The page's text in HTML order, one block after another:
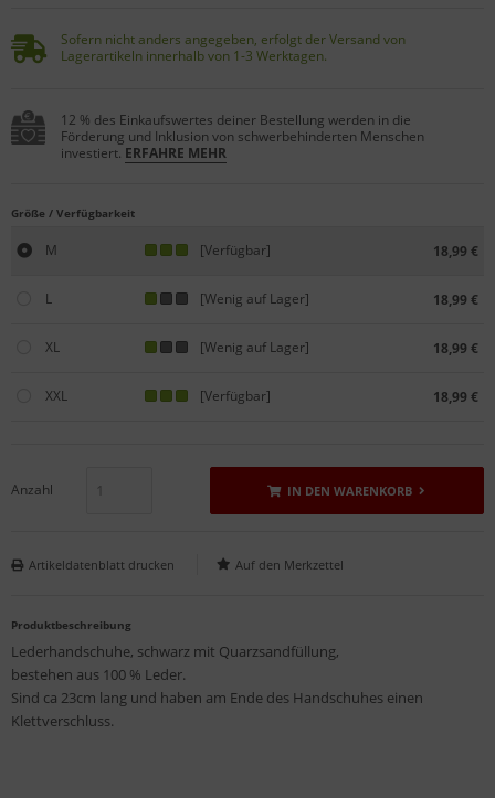
Sofern nicht anders angegeben, erfolgt der Versand von
Lagerartikeln innerhalb von 1-3 Werktagen.
12 % des Einkaufswertes deiner Bestellung werden in die
Förderung und Inklusion von schwerbehinderten Menschen
investiert. ERFAHRE MEHR
Größe / Verfügbarkeit
M [Verfügbar] 18,99 €
L [Wenig auf Lager] 18,99 €
XL [Wenig auf Lager] 18,99 €
XXL [Verfügbar] 18,99 €
Anzahl IN DEN WARENKORB
Artikeldatenblatt drucken
Produktbeschreibung
Lederhandschuhe, schwarz mit Quarzsandfüllung,
bestehen aus 100 % Leder.
Sind ca 23cm lang und haben am Ende des Handschuhes einen
Klettverschluss.